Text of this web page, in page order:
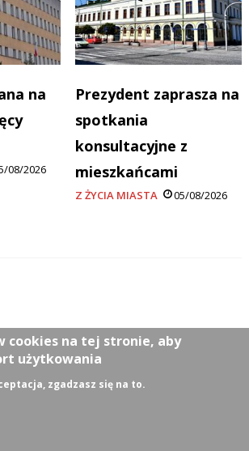
na
08/2026
Prezydent zaprasza na
spotkania
konsultacyjne z
mieszkańcami
Z ŻYCIA MIASTA 05/08/2026
cookies na tej stronie, aby
użytkowania
zgadzasz się na to.